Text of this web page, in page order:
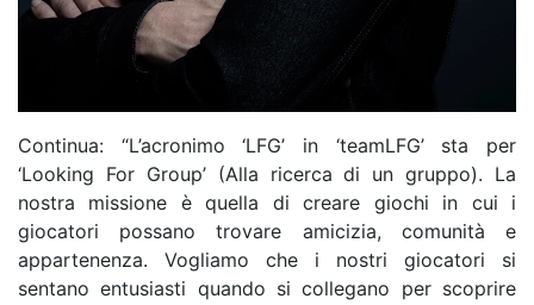
Continua: “L’acronimo ‘LFG’ in ‘teamLFG’ sta per
‘Looking For Group’ (Alla ricerca di un gruppo). La
nostra missione è quella di creare giochi in cui i
giocatori possano trovare amicizia, comunità e
appartenenza. Vogliamo che i nostri giocatori si
sentano entusiasti quando si collegano per scoprire